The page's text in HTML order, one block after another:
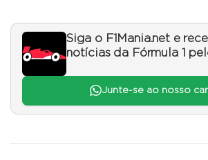
Siga o F1Mania.net e
notícias da Fórmula 1
Junte-se ao nosso